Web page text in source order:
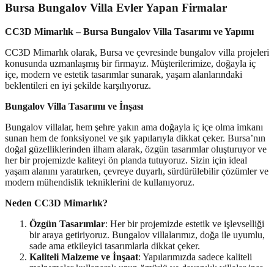
Bursa Bungalov Villa Evler Yapan Firmalar
CC3D Mimarlık – Bursa Bungalov Villa Tasarımı ve Yapımı
CC3D Mimarlık olarak, Bursa ve çevresinde bungalov villa projeleri
konusunda uzmanlaşmış bir firmayız. Müşterilerimize, doğayla iç
içe, modern ve estetik tasarımlar sunarak, yaşam alanlarındaki
beklentileri en iyi şekilde karşılıyoruz.
Bungalov Villa Tasarımı ve İnşası
Bungalov villalar, hem şehre yakın ama doğayla iç içe olma imkanı
sunan hem de fonksiyonel ve şık yapılarıyla dikkat çeker. Bursa’nın
doğal güzelliklerinden ilham alarak, özgün tasarımlar oluşturuyor ve
her bir projemizde kaliteyi ön planda tutuyoruz. Sizin için ideal
yaşam alanını yaratırken, çevreye duyarlı, sürdürülebilir çözümler ve
modern mühendislik tekniklerini de kullanıyoruz.
Neden CC3D Mimarlık?
Özgün Tasarımlar: Her bir projemizde estetik ve işlevselliği
bir araya getiriyoruz. Bungalov villalarımız, doğa ile uyumlu,
sade ama etkileyici tasarımlarla dikkat çeker.
Kaliteli Malzeme ve İnşaat: Yapılarımızda sadece kaliteli